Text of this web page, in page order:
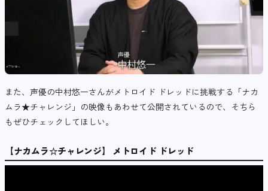
また、声優の中村悠一さんがメトロイド ドレッドに挑戦する「ナカ
ムラ★チャレンジ」の映像もあわせて公開されているので、そちら
もぜひチェックしてほしい。
【ナカムラ☆チャレンジ】 メトロイド ドレッド